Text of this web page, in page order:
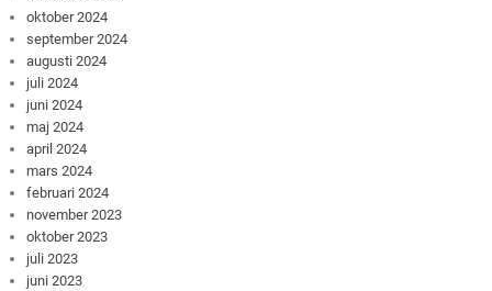
oktober 2024
september 2024
augusti 2024
juli 2024
juni 2024
maj 2024
april 2024
mars 2024
februari 2024
november 2023
oktober 2023
juli 2023
juni 2023